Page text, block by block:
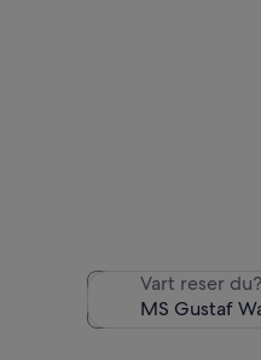
Vi
Vart reser du?